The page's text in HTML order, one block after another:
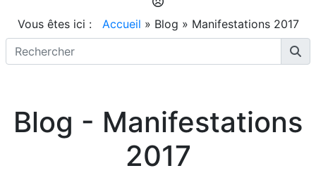
Vous êtes ici : Accueil » Blog » Manifestations 2017
Blog - Manifestations
2017